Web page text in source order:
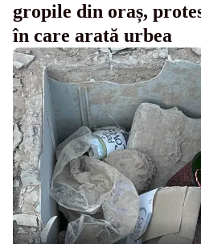
gropile din oraș,
în care arată urbea